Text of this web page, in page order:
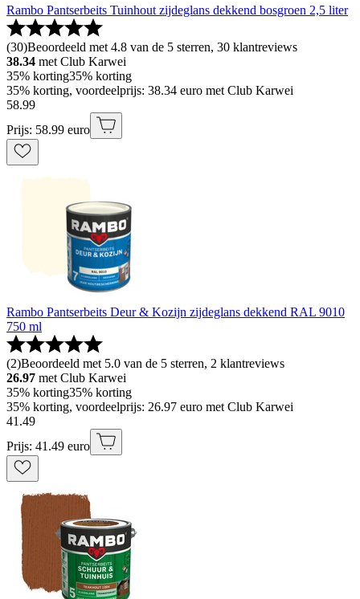
Rambo Pantserbeits Tuinhout zijdeglans dekkend bosgroen 2,5 liter
(30)Beoordeeld met 4.8 van de 5 sterren, 30 klantreviews
38.34 met Club Karwei
35% korting35% korting
35% korting, voordeelprijs: 38.34 euro met Club Karwei
58.99
Prijs: 58.99 euro
Rambo Pantserbeits Deur & Kozijn zijdeglans dekkend RAL 9010
750 ml
(2)Beoordeeld met 5.0 van de 5 sterren, 2 klantreviews
26.97 met Club Karwei
35% korting35% korting
35% korting, voordeelprijs: 26.97 euro met Club Karwei
41 .49
Prijs: 41.49 euro